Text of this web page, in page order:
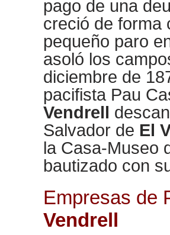
pago de una
creció de forma
pequeño paro
asoló los
diciembre de
pacifista Pau
Vendrell
Salvador de El
la Casa-Museo
bautizado con
Empresas de
Vendrell